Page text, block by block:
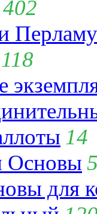
402
118
14
Основы
для